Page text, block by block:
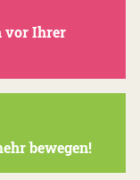
vor Ihrer
bewegen!